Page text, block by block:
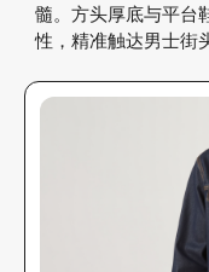
髓。方头厚底与平台
性，精准触达男士街